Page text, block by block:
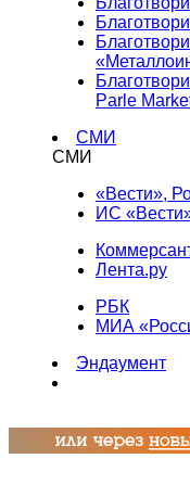
Parle
СМИ
СМИ
«Вести»,
ИС
Лента.ру
РБК
МИА
Эндаумент